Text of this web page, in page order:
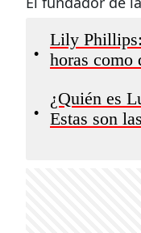
•
Lily Phillips:
horas como
•
¿Quién es
Estas son